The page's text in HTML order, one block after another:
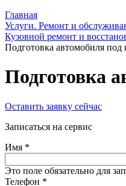
Главная
Услуги. Ремонт и
Кузовной ремонт и
Подготовка автомобиля под
Подготовка
Оставить заявку сейчас
Записаться на сервис
Имя *
Это поле обязательно для
Телефон *